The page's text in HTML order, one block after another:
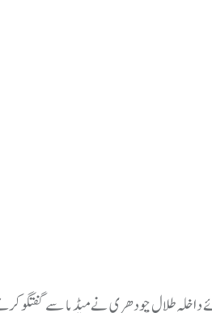
داخلہ طلال چودھری نے میڈیا سے گفتگو